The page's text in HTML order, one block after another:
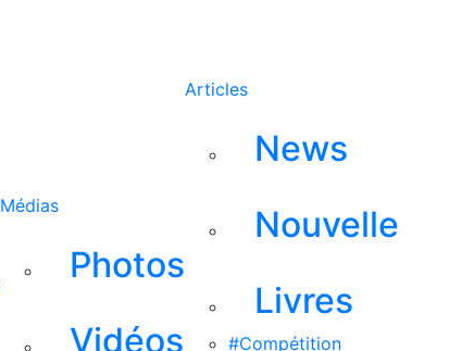
Médias
Photos
Vidéos
Articles
News
Nouvelle
Livres
#Compétition